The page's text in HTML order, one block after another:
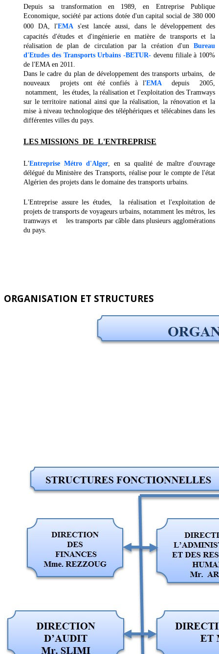
Depuis sa transformation en 1989, en Entreprise Publique
Economique,société par actions dotée d'un capital social de 380 000
000 DA, l'EMA s'est lancée aussi, dans le développement des
capacités d'études et d'ingénierie en matière de transports et la
réalisation de plan de circulation par la création d'un Bureau
d'Etudes des Transports Urbains -BETUR- devenu filiale à 100%
de l'EMA en 2011.
Dans le cadre du plan de développement des transports urbains, de
nouveaux projets ont été confiés à l'EMA depuis 2005,
notamment, les études, la réalisation et l'exploitation des Tramways
sur le territoire national ainsi que la réalisation, la rénovation et la
mise à niveau technologique des téléphériques et télécabines dans les
différentes villes du pays.
LES MISSIONS DE L'ENTREPRISE
L'Entreprise Métro d'Alger , en sa qualité de maître d'ouvrage
délégué du Ministère des Transports, réalise pour le compte de l'état
Algérien des projets dans le domaine des transports urbains.
L'Entreprise assure les études, la réalisation et l'exploitation de
projets de transports de voyageurs urbains, notamment les métros, les
tramways et les transports par câble dans plusieurs agglomérations
du pays.
ORGANISATION ET STRUCTURES